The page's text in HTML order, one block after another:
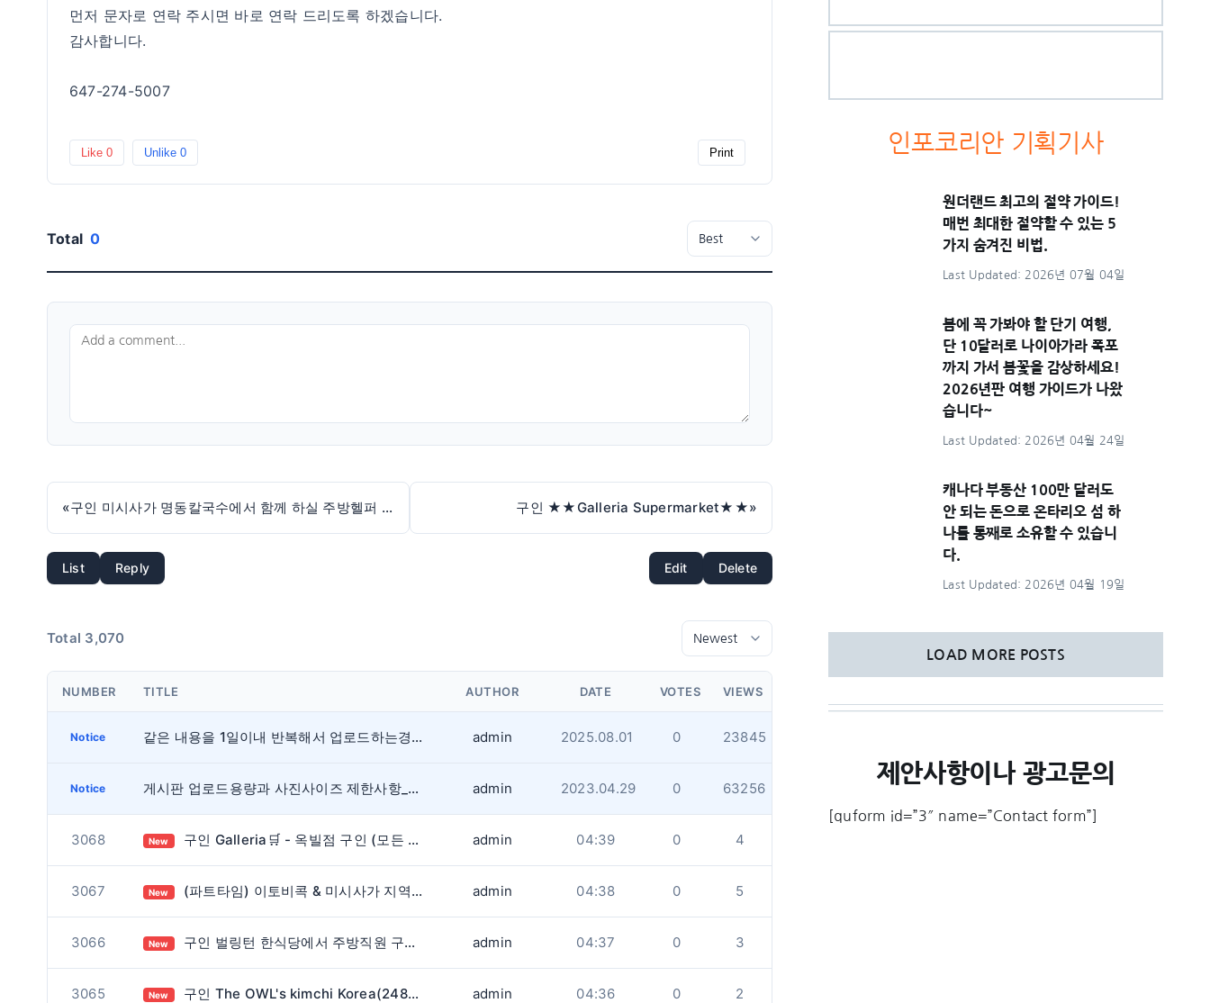
먼저 문자로 연락 주시면 바로 연락 드리도록 하겠습니다.
감사합니다.
647-274-5007
Like 0 Unlike0 Print
Total 0
« 구인 미시사가 명동칼국수에서 함께 하실 주방헬퍼 모십니다. 구인 ★★Galleria Supermarket★★»
List Reply Edit Delete
Total 3,070
NUMBER TITLE AUTHOR DATE VOTES VIEWS
Notice 같은 내용을 1일이내 반복해서 업로드하는경우 게시글 작성을 금지합니다.(내용무) admin 2025.08.01 0 23845
Notice 게시판 업로드용량과 사진사이즈 제한사항_업데이트 admin 2023.04.29 0 63256
3068 New 구인 Galleria🛒 - 옥빌점 구인 (모든 부서) admin 04:39 0 4
3067 New (파트타임) 이토비콕 & 미시사가 지역 스시 배달하실 분 구합니다. / 오전시간 admin 04:38 0 5
3066 New 구인 벌링턴 한식당에서 주방직원 구합니다. admin 04:37 0 3
3065 New 구인 The OWL's kimchi Korea(2480 cawthra rd)에서 함께 근무하실 풀타임 생산직원 구인합니다. admin 04:36 0 2
인포코리안 기획기사
원더랜드 최고의 절약 가이드!
매번 최대한 절약할 수 있는 5
가지 숨겨진 비법.
Last Updated: 2026년 07월 04일
봄에 꼭 가봐야 할 단기 여행,
단 10달러로 나이아가라 폭포
까지 가서 봄꽃을 감상하세요!
2026년판 여행 가이드가 나왔
습니다~
Last Updated: 2026년 04월 24일
캐나다 부동산 100만 달러도
안 되는 돈으로 온타리오 섬 하
나를 통째로 소유할 수 있습니
다.
Last Updated: 2026년 04월 19일
LOAD MORE POSTS
제안사항이나 광고문의
[quform id=”3″ name=”Contact form”]